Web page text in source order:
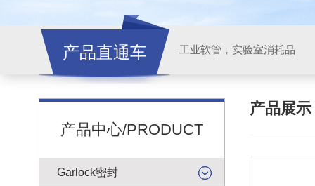
产品直通车 工业软管，实验室消耗品
产品中心/PRODUCT
Garlock密封
产品展示